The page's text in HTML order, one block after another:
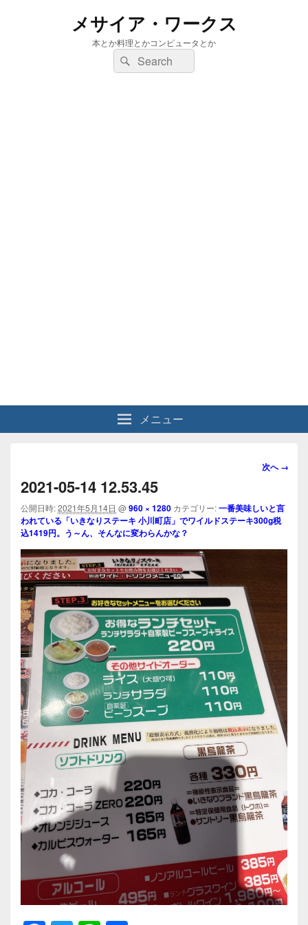
メサイア・ワークス
本とか料理とかコンピュータとか
検
索:
検
索
メニュー
画
ビ
ゲ
シ
次へ →
2021-05-14 12.53.45
公開日時:2021年5月14日 @960 × 1280 カテゴリー:一番美味しいと言
われている「いきなりステーキ 小川町店」でワイルドステーキ300g税
込1419円。う～ん、そんなに変わらんかな？